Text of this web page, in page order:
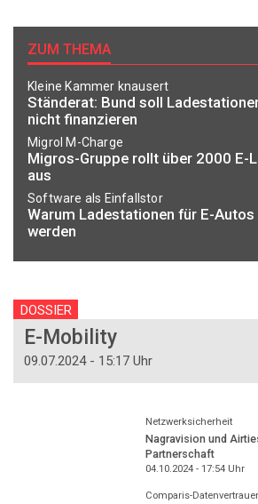
ZUM THEMA
Kleine Kammer knausert
Ständerat: Bund soll
nicht finanzieren
Migrol M-Charge
Migros-Gruppe rollt über 2000 E-
aus
Software als Einfallstor
Warum Ladestationen für E-
werden
DOSSIER
E-Mobility
09.07.2024 - 15:17 Uhr
Netzwerksicherheit
Nagravision und
Partnerschaft
04.10.2024 - 17:54Uhr
Comparis-